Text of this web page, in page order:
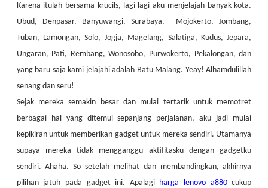
Karena itulah bersama krucils, lagi-lagi aku menjelajah banyak kota.
Ubud, Denpasar, Banyuwangi, Surabaya, Mojokerto, Jombang,
Tuban, Lamongan, Solo, Jogja, Magelang, Salatiga, Kudus, Jepara,
Ungaran, Pati, Rembang, Wonosobo, Purwokerto, Pekalongan, dan
yang baru saja kami jelajahi adalah Batu Malang. Yeay! Alhamdulillah
senang dan seru!
Sejak mereka semakin besar dan mulai tertarik untuk memotret
berbagai hal yang ditemui sepanjang perjalanan, aku jadi mulai
kepikiran untuk memberikan gadget untuk mereka sendiri. Utamanya
supaya mereka tidak mengganggu aktifitasku dengan gadgetku
sendiri. Ahaha. So setelah melihat dan membandingkan, akhirnya
pilihan jatuh pada gadget ini. Apalagi harga lenovo a880cukup